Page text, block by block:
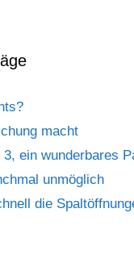
macht
ein wunderbares
unmöglich
die